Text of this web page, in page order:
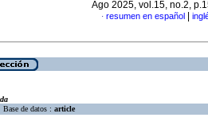
Ago 2025, vol.15, no.2,
· resumen en español
Base de datos : article